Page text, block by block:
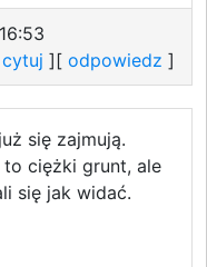
cytuj ][ odpowiedz ]
się zajmują.
ciężki grunt, ale
się jak widać.